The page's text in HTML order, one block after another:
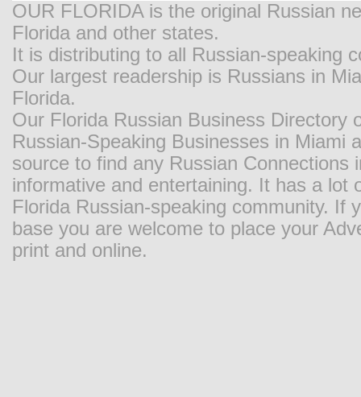
OUR FLORIDA is the original Russian
Florida and other states.
It is distributing to all Russian-speaking
Our largest readership is Russians in
Florida.
Our Florida Russian Business Directory
Russian-Speaking Businesses in Miami
source to find any Russian
informative and entertaining. It has a
Florida Russian-speaking community. If
base you are welcome to place your
print and online.